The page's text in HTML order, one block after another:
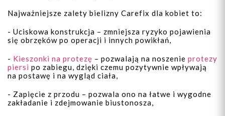
Najważniejsze zalety bielizny Carefix dla kobiet to:
- Uciskowa konstrukcja – zmniejsza ryzyko pojawienia
się obrzęków po operacji i innych powikłań,
- Kieszonki na protezę – pozwalają na noszenie protezy
piersi po zabiegu, dzięki czemu pozytywnie wpływają
na postawę i na wygląd ciała,
- Zapięcie z przodu – pozwala ono na łatwe i wygodne
zakładanie i zdejmowanie biustonosza,